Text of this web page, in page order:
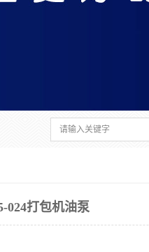
024打包机油泵